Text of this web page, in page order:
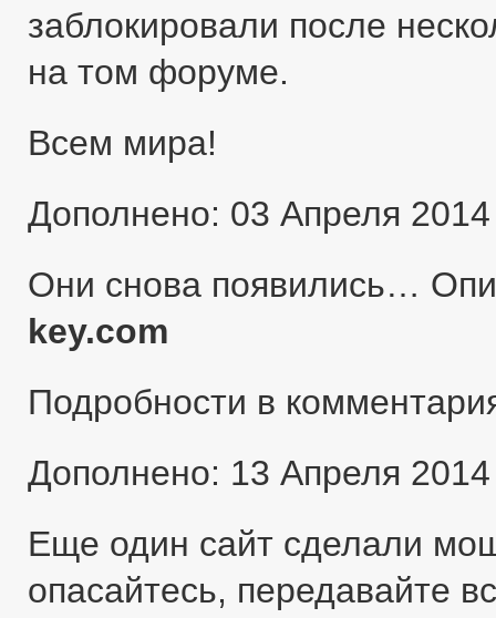
заблокировали после
на том форуме.
Всем мира!
Дополнено: 03 Апреля 2014
Они снова появились…
key.com
Подробности в
Дополнено: 13 Апреля 2014
Еще один сайт сделали
опасайтесь, передавайте